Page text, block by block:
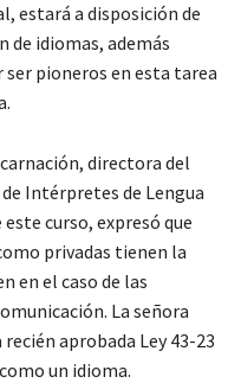
estará a disposición de
de idiomas, además
pioneros en esta tarea
directora del
Intérpretes de Lengua
este curso, expresó que
privadas tienen la
en el caso de las
La señora
aprobada Ley 43-23
un idioma.